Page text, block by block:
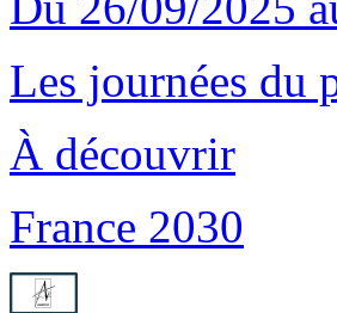
Les journées du
À découvrir
France 2030